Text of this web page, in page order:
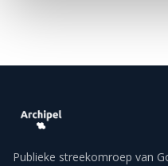
Publieke streekomroep van